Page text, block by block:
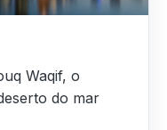
Waqif, o
do mar